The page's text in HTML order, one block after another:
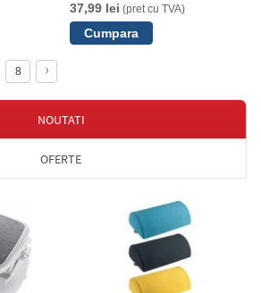
37,99 lei (pret cu TVA)
8
NOUTATI
OFERTE